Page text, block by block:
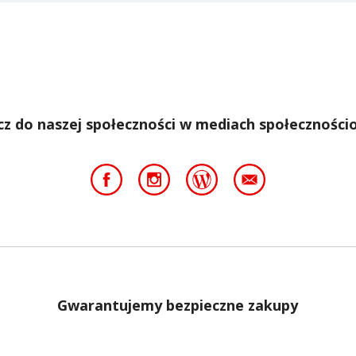
do naszej społeczności w mediach
Gwarantujemy bezpieczne zakupy